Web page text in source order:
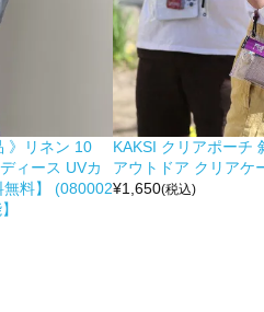
》リネン 10
ィース UVカ
無料】 (080002
KAKSI クリアポーチ
アウトドア クリアケ
¥1,650(税込)